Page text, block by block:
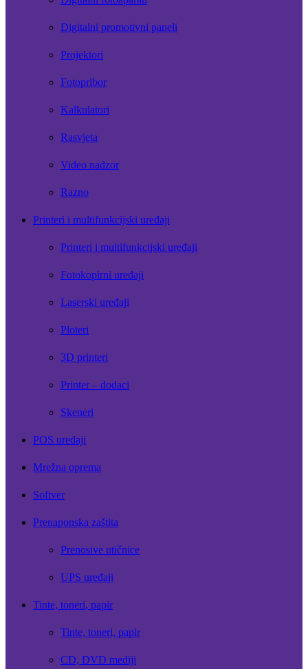
Digitalni promotivni paneli
Projektori
Fotopribor
Kalkulatori
Rasvjeta
Video nadzor
Razno
Printeri i multifunkcijski uređaji
Printeri i multifunkcijski uređaji
Fotokopirni uređaji
Laserski uređaji
Ploteri
3D printeri
Printer – dodaci
Skeneri
POS uređaji
Mrežna oprema
Softver
Prenaponska zaštita
Prenosive utičnice
UPS uređaji
Tinte, toneri, papir
Tinte, toneri, papir
CD, DVD mediji